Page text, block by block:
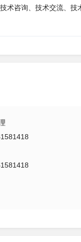
术咨询、技术交流、